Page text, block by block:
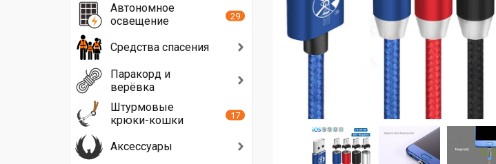
Автономное
освещение
29
Средства спасения
Паракорд и
верёвка
Штурмовые
крюки-кошки
17
Аксессуары